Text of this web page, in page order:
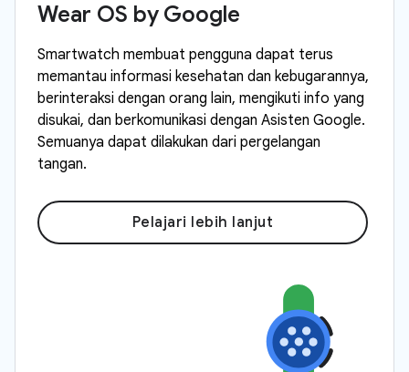
Wear OS by Google
Smartwatch membuat pengguna dapat terus
memantau informasi kesehatan dan kebugarannya,
berinteraksi dengan orang lain, mengikuti info yang
disukai, dan berkomunikasi dengan Asisten Google.
Semuanya dapat dilakukan dari pergelangan
tangan.
Pelajari lebih lanjut